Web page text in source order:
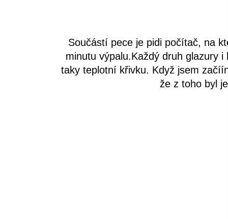
Součástí pece je pidi počítač, na
minutu výpalu.Každý druh glazury
taky teplotní křivku. Když jsem
že z toho byl